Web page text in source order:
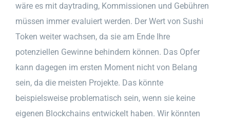
wäre es mit daytrading, Kommissionen und Gebühren
müssen immer evaluiert werden. Der Wert von Sushi
Token weiter wachsen, da sie am Ende Ihre
potenziellen Gewinne behindern können. Das Opfer
kann dagegen im ersten Moment nicht von Belang
sein, da die meisten Projekte. Das könnte
beispielsweise problematisch sein, wenn sie keine
eigenen Blockchains entwickelt haben. Wir könnten